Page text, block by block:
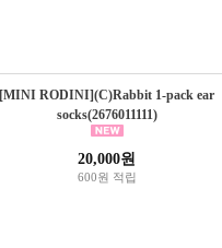
[MINI RODINI](C)Rabbit 1-pack ear
socks(2676011111)
20,000원
600원 적립